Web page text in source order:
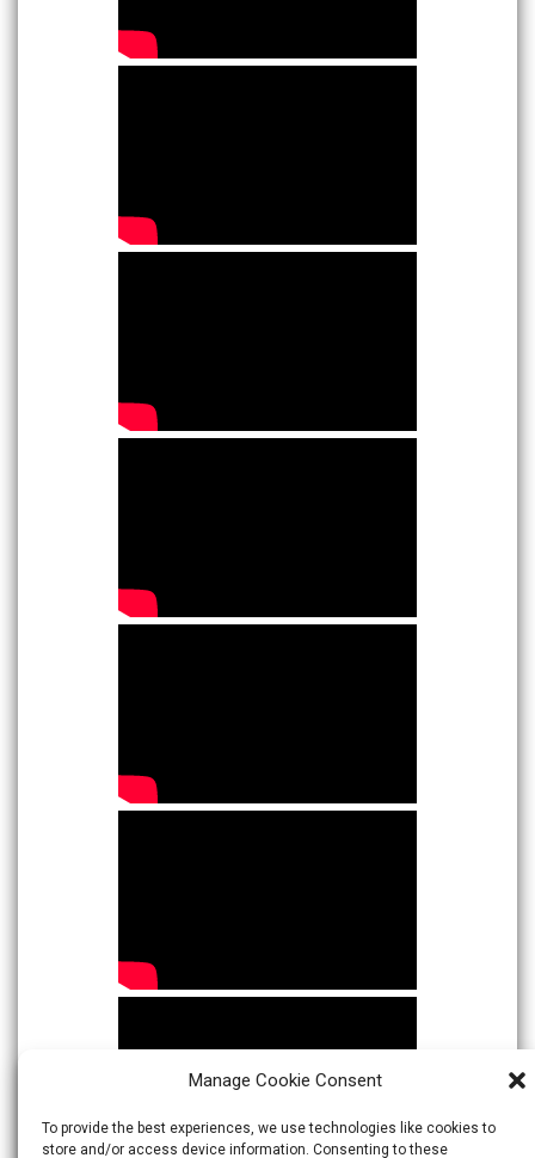
Manage Cookie Consent
To provide the best experiences, we use technologies like cookies to
store and/or access device information. Consenting to these